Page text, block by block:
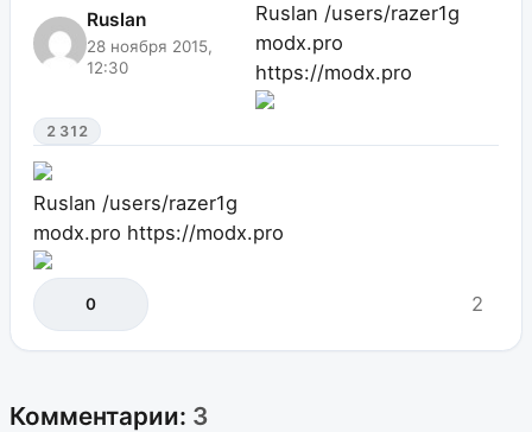
Ruslan
28 ноября 2015,
12:30
Ruslan /users/razer1g
modx.pro
https://modx.pro
2 312
Ruslan /users/razer1g
modx.pro https://modx.pro
0 2
Комментарии: 3